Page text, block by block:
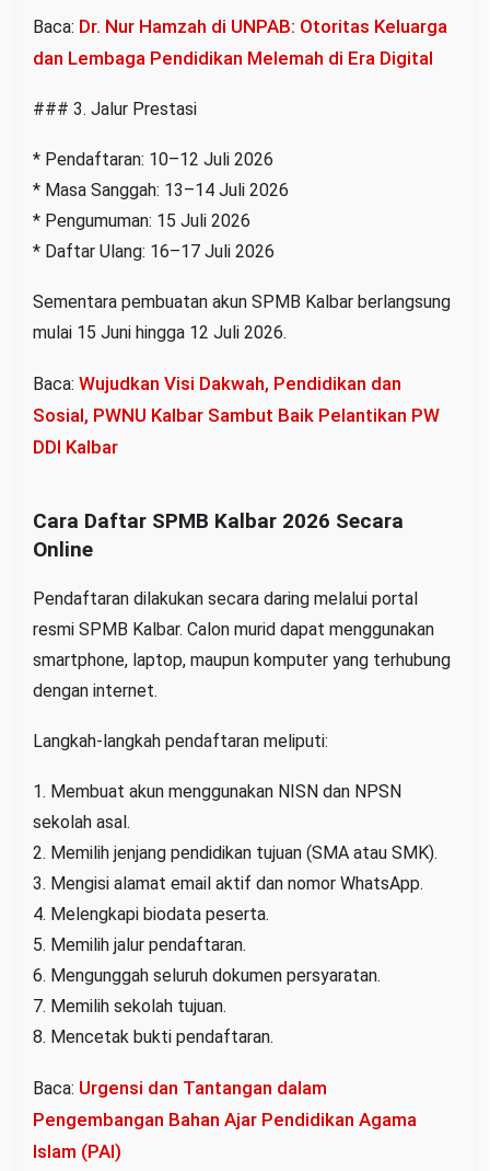
Baca: Dr. Nur Hamzah di UNPAB: Otoritas Keluarga
dan Lembaga Pendidikan Melemah di Era Digital
### 3. Jalur Prestasi
* Pendaftaran: 10–12 Juli 2026
* Masa Sanggah: 13–14 Juli 2026
* Pengumuman: 15 Juli 2026
* Daftar Ulang: 16–17 Juli 2026
Sementara pembuatan akun SPMB Kalbar berlangsung
mulai 15 Juni hingga 12 Juli 2026.
Baca: Wujudkan Visi Dakwah, Pendidikan dan
SosiaI, PWNU Kalbar Sambut Baik Pelantikan PW
DDI Kalbar
Cara Daftar SPMB Kalbar 2026 Secara
Online
Pendaftaran dilakukan secara daring melalui portal
resmi SPMB Kalbar. Calon murid dapat menggunakan
smartphone, laptop, maupun komputer yang terhubung
dengan internet.
Langkah-langkah pendaftaran meliputi:
1. Membuat akun menggunakan NISN dan NPSN
sekolah asal.
2. Memilih jenjang pendidikan tujuan (SMA atau SMK).
3. Mengisi alamat email aktif dan nomor WhatsApp.
4. Melengkapi biodata peserta.
5. Memilih jalur pendaftaran.
6. Mengunggah seluruh dokumen persyaratan.
7. Memilih sekolah tujuan.
8. Mencetak bukti pendaftaran.
Baca: Urgensi dan Tantangan dalam
Pengembangan Bahan Ajar Pendidikan Agama
Islam (PAI)